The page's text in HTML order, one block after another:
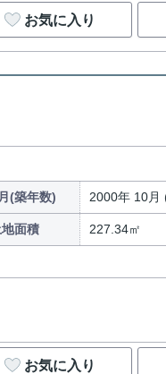
お気に入り
(築年数) 2000年 10月
地面積 227.34㎡
お気に入り